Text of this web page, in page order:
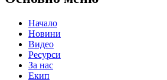
Начало
Новини
Видео
Ресурси
За нас
Екип